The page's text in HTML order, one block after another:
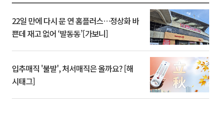
22일 만에 다시 문 연 홈플러스…정상화 바
쁜데 재고 없어 ‘발동동’[가보니]
입추매직 '불발', 처서매직은 올까요? [해
시태그]